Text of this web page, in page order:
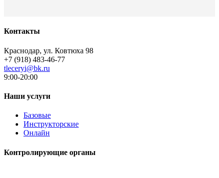
Контакты
Краснодар, ул. Ковтюха 98
+7 (918) 483-46-77
tleceryi@bk.ru
9:00-20:00
Наши услуги
Базовые
Инструкторские
Онлайн
Контролирующие органы